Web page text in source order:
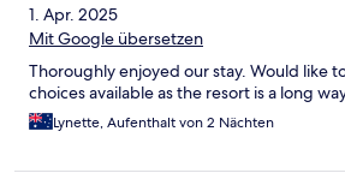
1. Apr. 2025
Mit Google übersetzen
Thoroughly enjoyed our stay. Would like
choices available as the resort is a long
Lynette, Aufenthalt von 2 Nächten